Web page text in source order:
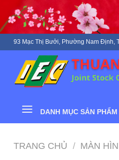
content
93 Mạc Thị Bưởi, Phường Nam Định,
DANH MỤC SẢN PHẨM
TRANG CHỦ / MÀN